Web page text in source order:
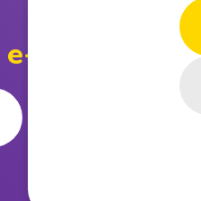
e⁠-⁠shop